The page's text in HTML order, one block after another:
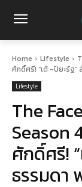
Home Lifestyle
ศักดิ์ศรี! “เต้ -ปิยะรัฐ”
Lifestyle
The
Season
ศักดิ์ศรี!
ธรรมดา